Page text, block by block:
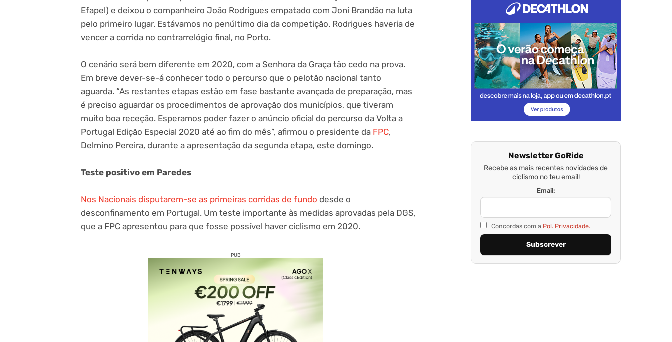
Efapel) e deixou o companheiro João Rodrigues empatado com Joni Brandão na luta
pelo primeiro lugar. Estávamos no penúltimo dia da competição. Rodrigues haveria de
vencer a corrida no contrarrelógio final, no Porto.
O cenário será bem diferente em 2020, com a Senhora da Graça tão cedo na prova.
Em breve dever-se-á conhecer todo o percurso que o pelotão nacional tanto
aguarda. “As restantes etapas estão em fase bastante avançada de preparação, mas
é preciso aguardar os procedimentos de aprovação dos municípios, que tiveram
muito boa receção. Esperamos poder fazer o anúncio oficial do percurso da Volta a
Portugal Edição Especial 2020 até ao fim do mês”, afirmou o presidente da FPC,
Delmino Pereira, durante a apresentação da segunda etapa, este domingo.
Teste positivo em Paredes
Nos Nacionais disputarem-se as primeiras corridas de fundo desde o
desconfinamento em Portugal. Um teste importante às medidas aprovadas pela DGS,
que a FPC apresentou para que fosse possível haver ciclismo em 2020.
PUB
Newsletter GoRide
Recebe as mais recentes novidades de
ciclismo no teu email!
Email:
Concordas com a Pol. Privacidade.